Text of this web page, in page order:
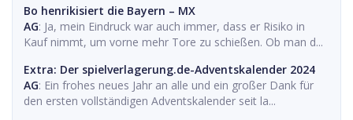
Bo henrikisiert die Bayern – MX
AG: Ja, mein Eindruck war auch immer, dass er Risiko in
Kauf nimmt, um vorne mehr Tore zu schießen. Ob man d...
Extra: Der spielverlagerung.de-Adventskalender 2024
AG: Ein frohes neues Jahr an alle und ein großer Dank für
den ersten vollständigen Adventskalender seit la...